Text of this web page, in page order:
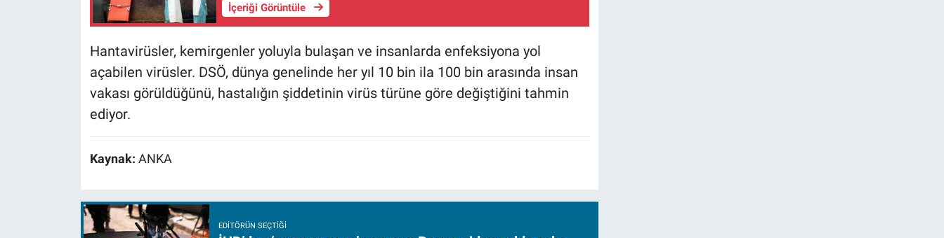
İçeriği Görüntüle
Hantavirüsler, kemirgenler yoluyla bulaşan ve insanlarda enfeksiyona yol
açabilen virüsler. DSÖ, dünya genelinde her yıl 10 bin ila 100 bin arasında insan
vakası görüldüğünü, hastalığın şiddetinin virüs türüne göre değiştiğini tahmin
ediyor.
Kaynak: ANKA
EDITÖRÜN SEÇTIĞI